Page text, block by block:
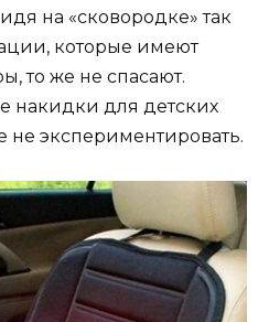
на «сковородке» так
которые имеют
то же не спасают.
накидки для детских
не экспериментировать.